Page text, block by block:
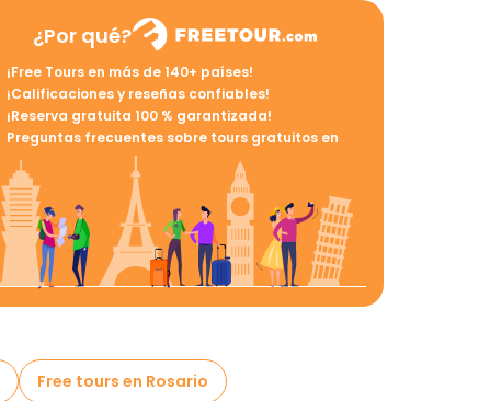
¿Por qué?
¡Free Tours en más de 140+ países!
¡Calificaciones y reseñas confiables!
¡Reserva gratuita 100 % garantizada!
Preguntas frecuentes sobre tours gratuitos en
Free tours en Rosario